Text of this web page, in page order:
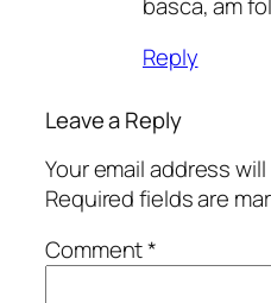
Reply
Leave a Reply
Your email address
Required fields are
Comment*